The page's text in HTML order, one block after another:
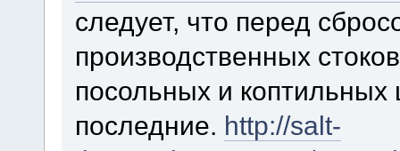
следует, что перед
производственных
посольных и коптильных
последние. http://salt-